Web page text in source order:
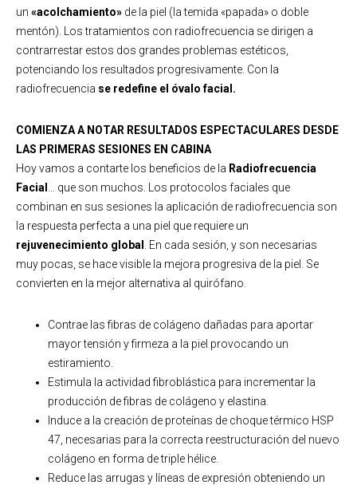
un «acolchamiento» de la piel (la temida «papada» o doble
mentón). Los tratamientos con radiofrecuencia se dirigen a
contrarrestar estos dos grandes problemas estéticos,
potenciando los resultados progresivamente. Con la
radiofrecuencia se redefine el óvalo facial.
COMIENZA A NOTAR RESULTADOS ESPECTACULARES DESDE
LAS PRIMERAS SESIONES EN CABINA
Hoy vamos a contarte los beneficios de la Radiofrecuencia
Facial
… que son muchos. Los protocolos faciales que
combinan en sus sesiones la aplicación de radiofrecuencia son
la respuesta perfecta a una piel que requiere un
rejuvenecimiento global
. En cada sesión, y son necesarias
muy pocas, se hace visible la mejora progresiva de la piel. Se
convierten en la mejor alternativa al quirófano.
Contrae las fibras de colágeno dañadas para aportar
mayor tensión y firmeza a la piel provocando un
estiramiento.
Estimula la actividad fibroblástica para incrementar la
producción de fibras de colágeno y elastina.
Induce a la creación de proteínas de choque térmico HSP
47, necesarias para la correcta reestructuración del nuevo
colágeno en forma de triple hélice.
Reduce las arrugas y líneas de expresión obteniendo un